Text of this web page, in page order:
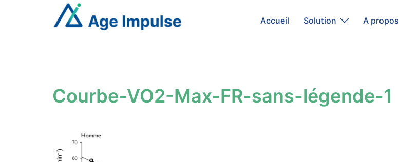
Accueil Solution A propos
Courbe-VO2-Max-FR-sans-légende-1